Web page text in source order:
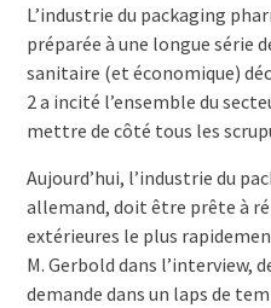
L’industrie du packaging
préparée à une longue série
sanitaire (et économique)
2 a incité l’ensemble du
mettre de côté tous les
Aujourd’hui, l’industrie du
allemand, doit être prête à
extérieures le plus
M. Gerbold dans l’interview,
demande dans un laps de